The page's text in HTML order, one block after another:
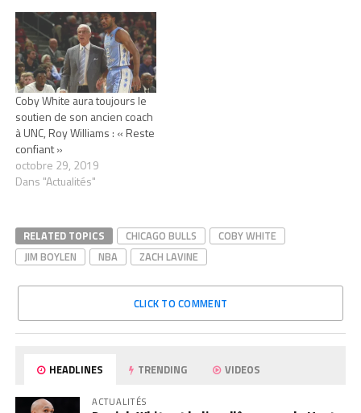
Coby White aura toujours le
soutien de son ancien coach
à UNC, Roy Williams : « Reste
confiant »
octobre 29, 2019
Dans "Actualités"
RELATED TOPICS CHICAGO BULLS
COBY WHITE
JIM BOYLEN
NBA ZACH LAVINE
CLICK TO COMMENT
HEADLINES TRENDING VIDEOS
ACTUALITÉS